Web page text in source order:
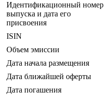
Идентификационный номер
выпуска и дата его
присвоения
ISIN
Объем эмиссии
Дата начала размещения
Дата ближайшей оферты
Дата погашения